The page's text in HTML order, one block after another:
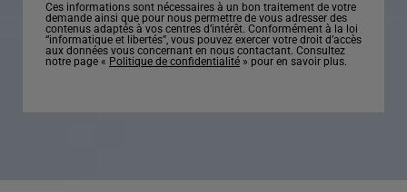
Ces informations sont nécessaires à un bon traitement de votre
demande ainsi que pour nous permettre de vous adresser des
contenus adaptés à vos centres d’intérêt. Conformément à la loi
“informatique et libertés”, vous pouvez exercer votre droit d’accès
aux données vous concernant en nous contactant. Consultez
notre page « Politique de confidentialité » pour en savoir plus.